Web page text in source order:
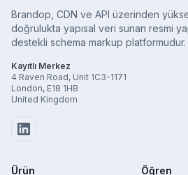
Brandop, CDN ve API üzerinden
doğrulukta yapısal veri sunan resmi
destekli schema markup platformudur.
Kayıtlı Merkez
4 Raven Road, Unit 1C3-1171
London, E18 1HB
United Kingdom
Ürün Öğren